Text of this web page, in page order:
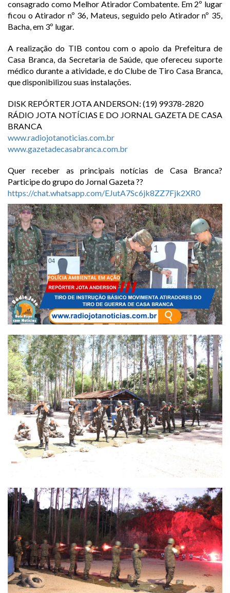
consagrado como Melhor Atirador Combatente. Em 2º lugar
ficou o Atirador nº 36, Mateus, seguido pelo Atirador nº 35,
Bacha, em 3º lugar.
A realização do TIB contou com o apoio da Prefeitura de
Casa Branca, da Secretaria de Saúde, que ofereceu suporte
médico durante a atividade, e do Clube de Tiro Casa Branca,
que disponibilizou suas instalações.
DISK REPÓRTER JOTA ANDERSON: (19) 99378-2820
RÁDIO JOTA NOTÍCIAS E DO JORNAL GAZETA DE CASA
BRANCA
www.radiojotanoticias.com.br
www.gazetadecasabranca.com.br
Quer receber as principais notícias de Casa Branca?
Participe do grupo do Jornal Gazeta ??
https://chat.whatsapp.com/EJutA7Sc6jk8ZZ7Fjk2XR0